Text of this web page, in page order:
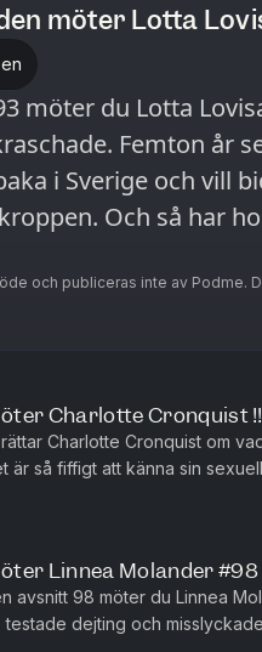
möter Lotta
möter du Lotta
Femton år
i Sverige och vill
Och så har
och publiceras inte av Podme.
Charlotte Cronquist
Charlotte Cronquist om
är så fiffigt att känna sin
Linnea Molander #98
avsnitt 98 möter du Linnea
dejting och